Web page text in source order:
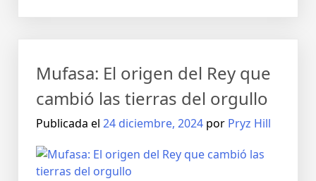
Mufasa: El origen del Rey que
cambió las tierras del orgullo
Publicada el 24 diciembre, 2024 por Pryz Hill